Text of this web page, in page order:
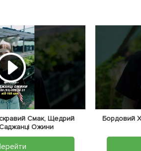
Смак, Щедрий
Ожини
Бордовий